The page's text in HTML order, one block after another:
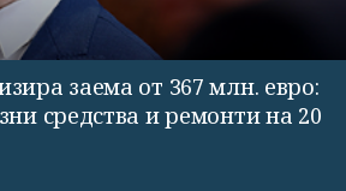
заема от 367 млн. евро:
средства и ремонти на 20